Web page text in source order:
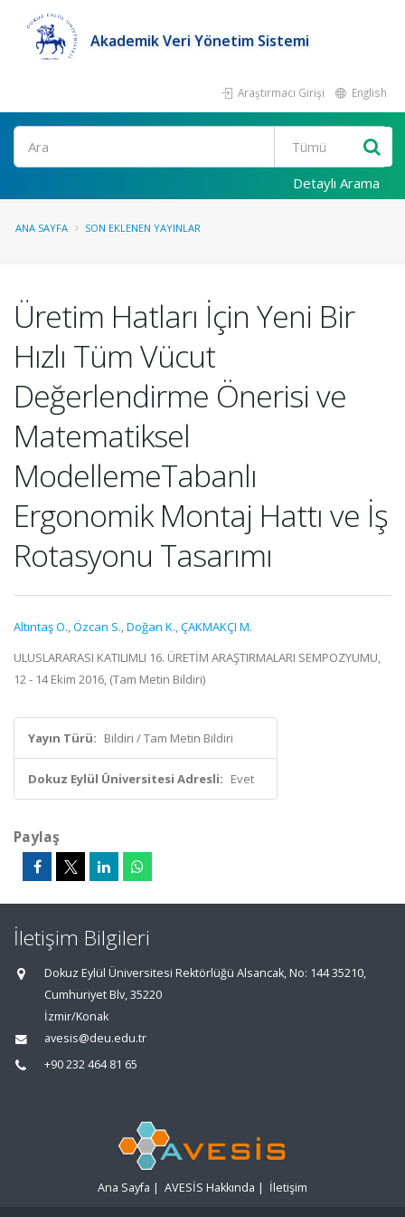
Akademik Veri Yönetim Sistemi
Araştırmacı Girişi English
Ara
Detaylı Arama
ANA SAYFA SON EKLENEN YAYINLAR
Üretim Hatları İçin Yeni Bir
Hızlı Tüm Vücut
Değerlendirme Önerisi ve
Matematiksel
ModellemeTabanlı
Ergonomik Montaj Hattı ve İş
Rotasyonu Tasarımı
Altıntaş O.,Özcan S.,Doğan K.,ÇAKMAKÇI M.
ULUSLARARASI KATILIMLI 16. ÜRETİM ARAŞTIRMALARI SEMPOZYUMU,
12 - 14 Ekim 2016, (Tam Metin Bildiri)
Yayın Türü: Bildiri / Tam Metin Bildiri
Dokuz Eylül Üniversitesi Adresli: Evet
Paylaş
İletişim Bilgileri
Dokuz Eylül Üniversitesi Rektörlüğü Alsancak, No: 144 35210,
Cumhuriyet Blv, 35220
İzmir/Konak
avesis@deu.edu.tr
+90 232 464 81 65
Ana Sayfa | AVESİS Hakkında | İletişim